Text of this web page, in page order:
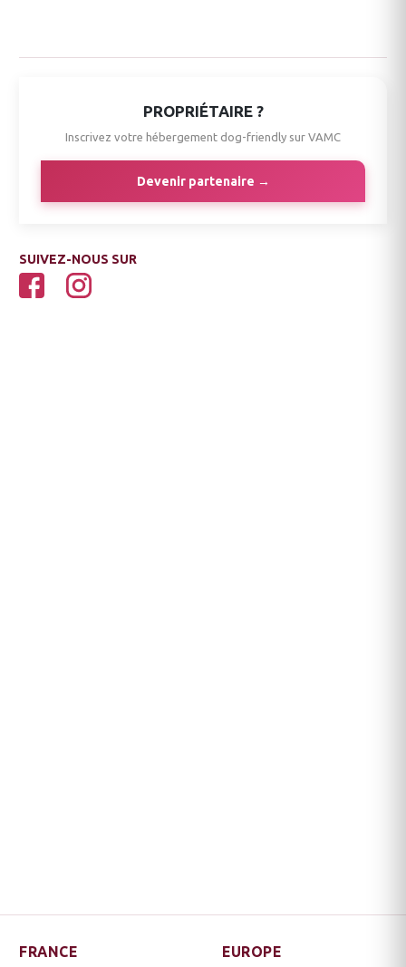
PROPRIÉTAIRE ?
Inscrivez votre hébergement dog-friendly sur VAMC
Devenir partenaire →
SUIVEZ-NOUS SUR
FRANCE EUROPE